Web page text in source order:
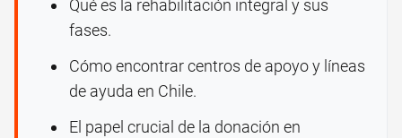
Qué es la rehabilitación integral y sus
fases.
Cómo encontrar centros de apoyo y líneas
de ayuda en Chile.
El papel crucial de la donación en